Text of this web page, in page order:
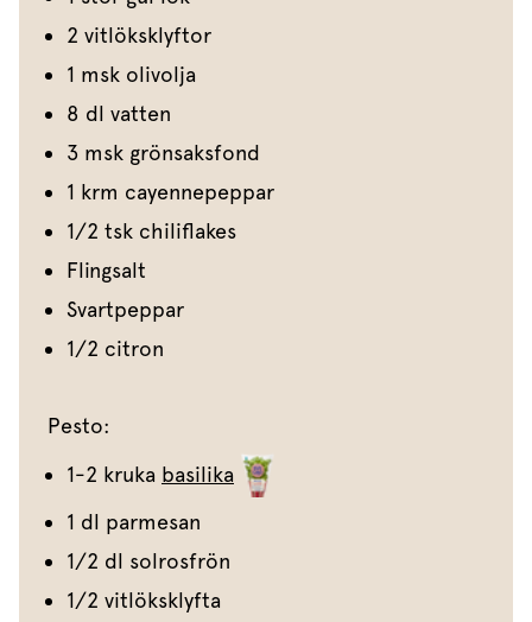
2 vitlöksklyftor
1 msk olivolja
8 dl vatten
3 msk grönsaksfond
1 krm cayennepeppar
1/2 tsk chiliflakes
Flingsalt
Svartpeppar
1/2 citron
Pesto:
1-2 kruka basilika
1 dl parmesan
1/2 dl solrosfrön
1/2 vitlöksklyfta